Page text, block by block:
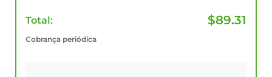
Total: $89.31
Cobrança periódica